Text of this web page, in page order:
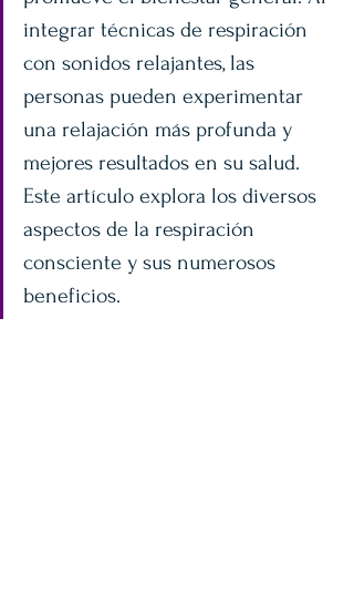
integrar técnicas de respiración
con sonidos relajantes, las
personas pueden experimentar
una relajación más profunda y
mejores resultados en su salud.
Este artículo explora los diversos
aspectos de la respiración
consciente y sus numerosos
beneficios.